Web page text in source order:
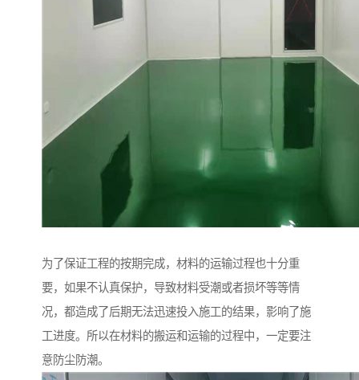
为了保证工程的按期完成，材料的运输过程也十分重
要，如果不认真保护，导致材料受潮或者损坏等等情
况，都造成了后期无法迅速投入施工的结果，影响了施
工进度。所以在材料的搬运和运输的过程中，一定要注
意防尘防潮。